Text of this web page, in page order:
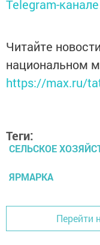
Telegram-канале
Читайте
национальном
https://max.ru/
Теги:
СЕЛЬСКОЕ
ЯРМАРКА
Перейти